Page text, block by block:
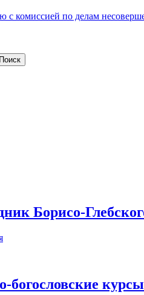
с комиссией по делам
Борисо-
богословские